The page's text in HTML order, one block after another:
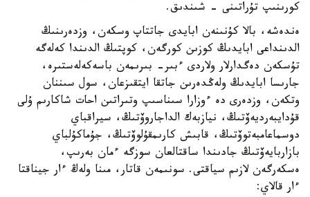
كورىنىپ تۇراتىنى - شىندىق.
ەندەشە، بالا كۇنىنەن ابايدى جاتتاپ وسكەن، وزدەرىنىڭ
الدىنداعى ابايدىڭ كوزىن كورگەن، كوپتىڭ الدىندا كەلەگە
تۇسكەن دەگدارلار ولاردى ءبىر- بىرىمەن باسەكەلەستىرە،
جارىسا ابايدىڭ ولەڭدەرىن جاتقا ايتقىزعان، سول سىننان
وتكەن، وزدەرى دە ءوزارا سىناسىپ وتىراتىن احات شاكارىم ۇلى
قۇدايبەرديەۆتىڭ، نيازبەك الداجاروۆتىڭ، سيراقباي
دوسماعامبەتوۆتىڭ، قابىش كارىمقۇلوۆتىڭ، جۇماكۇلباي
بازاربايەۆتىڭ جادىندا ساقتالعان سوزگە ءمان بەرىپ،
ەسكەرگەن لازىم سياقتى. سونىمەن قاتار، مىنا ولەڭ ءار جيناقتا
ءار قالاي: